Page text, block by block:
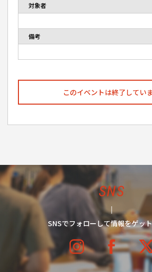
対象者
備考
このイベントは終了してい
SNS
SNSでフォローして情報をゲッ